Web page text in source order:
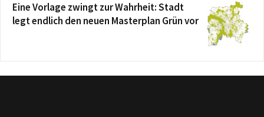
Eine Vorlage zwingt zur Wahrheit: Stadt
legt endlich den neuen Masterplan Grün vor